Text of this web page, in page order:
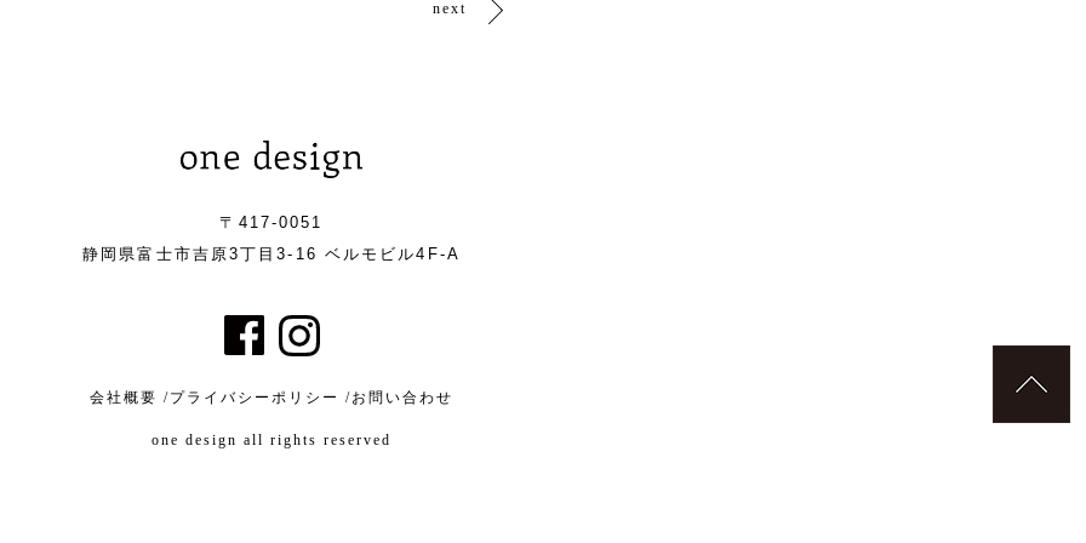
next
〒417-0051
静岡県富士市吉原3丁目3-16 ベルモビル4F-A
会社概要 /プライバシーポリシー /お問い合わせ
one design all rights reserved